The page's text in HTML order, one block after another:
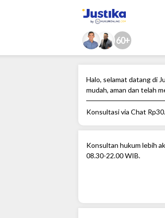
60+
Halo, selamat datang di
mudah, aman dan telah
Konsultasi via Chat
Konsultan hukum lebih
08.30-22.00 WIB.